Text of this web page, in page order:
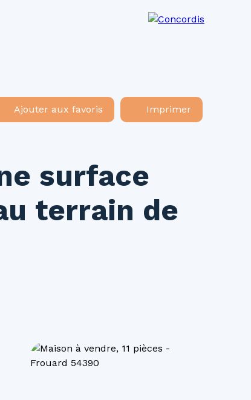
Ajouter aux favoris Imprimer
surface
terrain de